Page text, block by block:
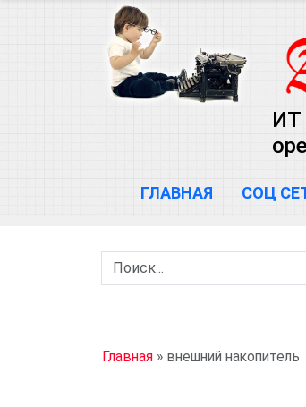
ИТ
ГЛАВНАЯ СОЦ
Главная » внешний накопитель